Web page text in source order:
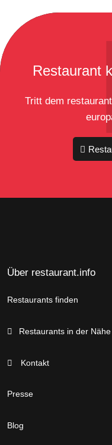
Restaurant
Tritt dem
Über restaurant.info
Restaurants finden
Restaurants in der Nähe
Kontakt
Presse
Blog